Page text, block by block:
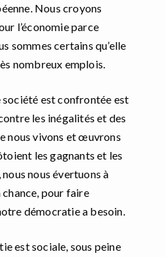
Nous croyons
l’économie parce
sommes certains qu’elle
nombreux emplois.
société est confrontée est
les inégalités et des
nous vivons et œuvrons
les gagnants et les
nous évertuons à
chance, pour faire
démocratie a besoin.
est sociale, sous peine